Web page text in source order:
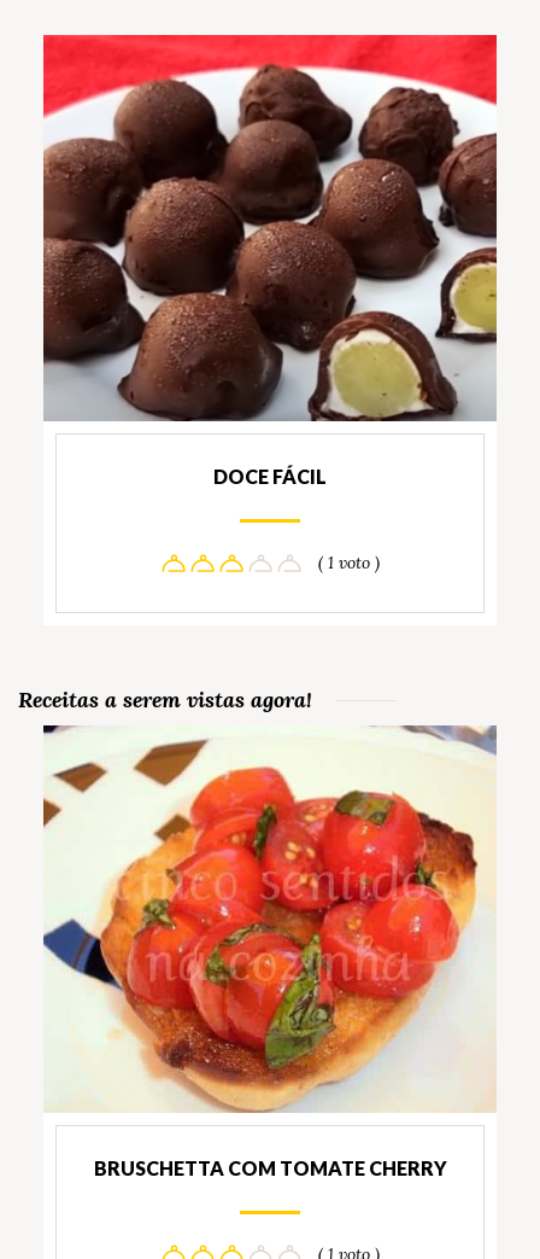
DOCE FÁCIL
( 1 voto )
Receitas a serem vistas agora!
BRUSCHETTA COM TOMATE CHERRY
( 1 voto )